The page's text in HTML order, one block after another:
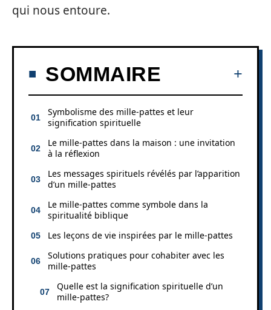
qui nous entoure.
SOMMAIRE
Symbolisme des mille-pattes et leur
signification spirituelle
Le mille-pattes dans la maison : une invitation
à la réflexion
Les messages spirituels révélés par l’apparition
d’un mille-pattes
Le mille-pattes comme symbole dans la
spiritualité biblique
Les leçons de vie inspirées par le mille-pattes
Solutions pratiques pour cohabiter avec les
mille-pattes
Quelle est la signification spirituelle d’un
mille-pattes?